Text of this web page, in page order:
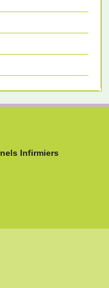
Infirmiers